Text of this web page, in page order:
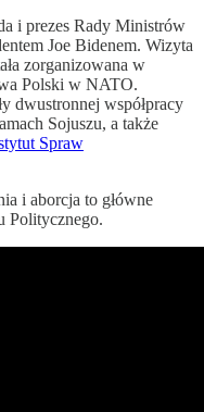
i prezes Rady Ministrów
Joe Bidenem. Wizyta
zorganizowana w
Polski w NATO.
dwustronnej współpracy
Sojuszu, a także
Spraw
i aborcja to główne
Politycznego.